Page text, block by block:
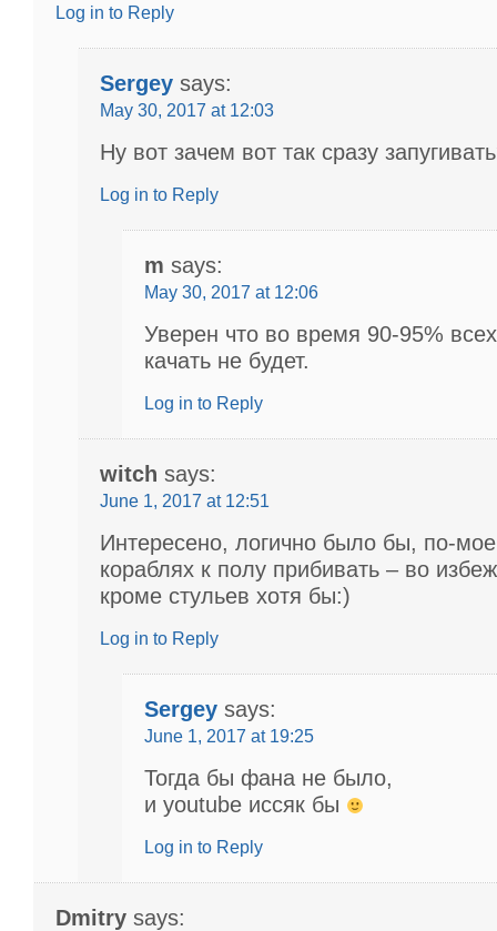
Log in to Reply
Sergey says:
May 30, 2017 at 12:03
Ну вот зачем вот так сразу
Log in to Reply
m says:
May 30, 2017 at 12:06
Уверен что во время 90-95%
качать не будет.
Log in to Reply
witch says:
June 1, 2017 at 12:51
Интересено, логично было бы, по-
кораблях к полу прибивать – во
кроме стульев хотя бы:)
Log in to Reply
Sergey says:
June 1, 2017 at 19:25
Тогда бы фана не было,
и youtube иссяк бы
Log in to Reply
Dmitry says: